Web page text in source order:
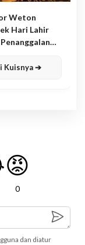
Weton
Hari Lahir
Kuisnya ➔
😡
0
dan diatur